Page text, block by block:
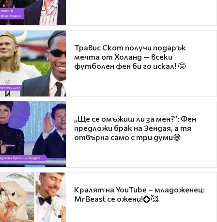
Травис Скот получи подарък
мечта от Холанд — всеки
футболен фен би го искал! 🤩
„Ще се омъжиш ли за мен?“: Фен
предложи брак на Зендая, а тя
отвърна само с три думи😅
Кралят на YouTube – младоженец:
MrBeast се ожени!💍🥰